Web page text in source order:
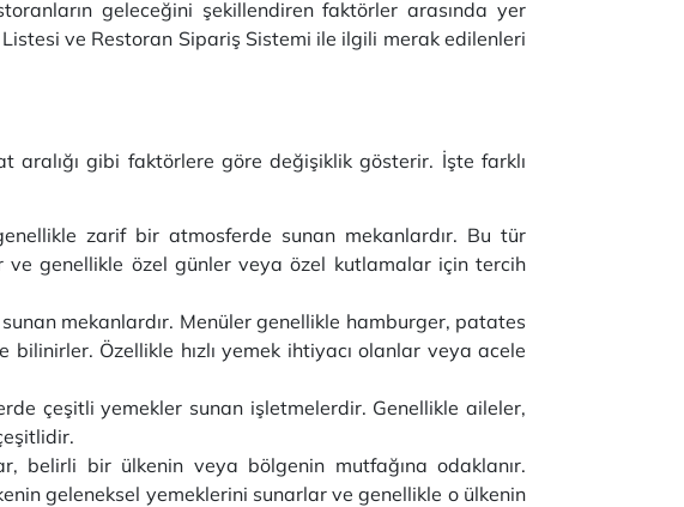
geleceğini şekillendiren faktörler arasında yer
ve Restoran Sipariş Sistemi ile ilgili merak edilenleri
gibi faktörlere göre değişiklik gösterir. İşte farklı
zarif bir atmosferde sunan mekanlardır. Bu tür
ve genellikle özel günler veya özel kutlamalar için tercih
mekanlardır. Menüler genellikle hamburger, patates
Özellikle hızlı yemek ihtiyacı olanlar veya acele
çeşitli yemekler sunan işletmelerdir. Genellikle aileler,
belirli bir ülkenin veya bölgenin mutfağına odaklanır.
geleneksel yemeklerini sunarlar ve genellikle o ülkenin